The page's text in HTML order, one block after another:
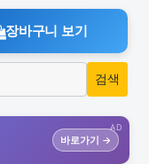
장바구니 보기
AD
바로가기 →